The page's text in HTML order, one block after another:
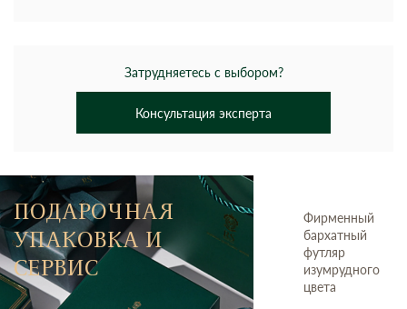
Затрудняетесь с выбором?
Консультация эксперта
ПОДАРОЧНАЯ
УПАКОВКА И
СЕРВИС
Фирменный
бархатный
футляр
изумрудного
цвета